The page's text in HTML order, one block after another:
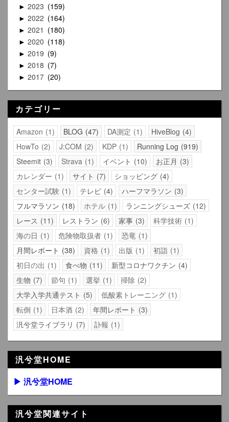
► 2023 159
► 2022 164
► 2021 180
► 2020 118
► 2019 9
► 2018 7
► 2017 20
カテゴリー
Amazon 1 BLOG 47 DA測定 1 HiveBlog 4
HowTo 2 J:COM 2 KDP 1 Running Log 919
Steemit 3 Strava 1 イベント 10 お正月
3
カレンダー 1 サイト 7 ショッピング 4
センター試験 1 テレビ 4 ハーフマラソン 3
フルマラソン 18 ホテル 1 ランニングシューズ 12
レース
11 レストラン 6 家事 3 科学技術 1
海の日
1 危険物取扱者 1 恐竜 1
月間レポート
38 資格 1 出版 1 初詣 1
初日の出
1 食べ物 11 新型コロナワクチン 4
生物 7 節句 1 選挙 1 掃除 2
大学入学共通テスト
5 低酸素トレーニング 1
転倒 1 日本酒 2 年間レポート
3
汎兮堂ライブラリ
7 訃報 1
汎兮堂HOME
▶ 汎兮堂HOME
汎兮堂関連サイト